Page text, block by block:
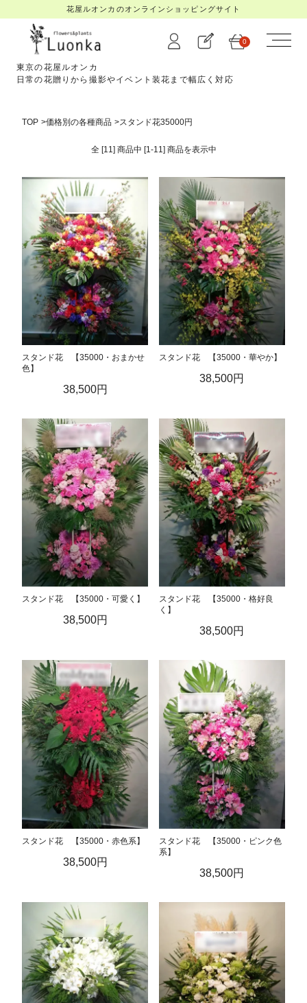
花屋ルオンカのオンラインショッピングサイト
東京の花屋ルオンカ
日常の花贈りから撮影やイベント装花まで幅広く対応
0
TOP >価格別の各種商品 >スタンド花35000円
全 [11] 商品中 [1-11] 商品を表示中
スタンド花 【35000・おまかせ
色】
38,500円
スタンド花 【35000・華やか】
38,500円
スタンド花 【35000・可愛く】
38,500円
スタンド花 【35000・格好良
く】
38,500円
スタンド花 【35000・赤色系】
38,500円
スタンド花 【35000・ピンク色
系】
38,500円